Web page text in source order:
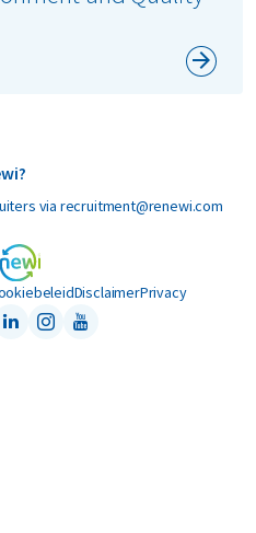
via recruitment@renewi.com
DisclaimerPrivacy
LinkedInInstagramYoutube